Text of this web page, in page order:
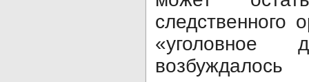
следственного
«уголовное